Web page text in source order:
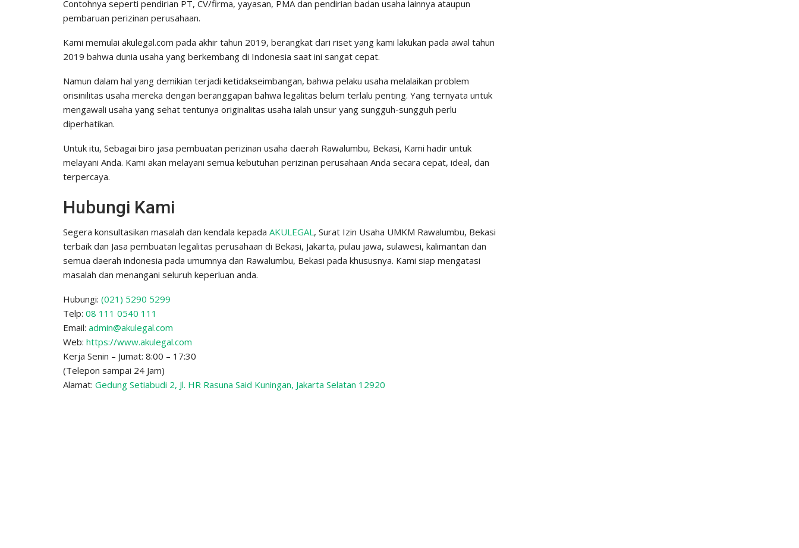
Contohnya seperti pendirian PT, CV/firma, yayasan, PMA dan pendirian badan usaha lainnya ataupun
pembaruan perizinan perusahaan.
Kami memulai akulegal.com pada akhir tahun 2019, berangkat dari riset yang kami lakukan pada awal tahun
2019 bahwa dunia usaha yang berkembang di Indonesia saat ini sangat cepat.
Namun dalam hal yang demikian terjadi ketidakseimbangan, bahwa pelaku usaha melalaikan problem
orisinilitas usaha mereka dengan beranggapan bahwa legalitas belum terlalu penting. Yang ternyata untuk
mengawali usaha yang sehat tentunya originalitas usaha ialah unsur yang sungguh-sungguh perlu
diperhatikan.
Untuk itu, Sebagai biro jasa pembuatan perizinan usaha daerah Rawalumbu, Bekasi, Kami hadir untuk
melayani Anda. Kami akan melayani semua kebutuhan perizinan perusahaan Anda secara cepat, ideal, dan
terpercaya.
Hubungi Kami
Segera konsultasikan masalah dan kendala kepada AKULEGAL, Surat Izin Usaha UMKM Rawalumbu, Bekasi
terbaik dan Jasa pembuatan legalitas perusahaan di Bekasi, Jakarta, pulau jawa, sulawesi, kalimantan dan
semua daerah indonesia pada umumnya dan Rawalumbu, Bekasi pada khususnya. Kami siap mengatasi
masalah dan menangani seluruh keperluan anda.
Hubungi: (021) 5290 5299
Telp: 08 111 0540 111
Email: admin@akulegal.com
Web: https://www.akulegal.com
Kerja Senin – Jumat: 8:00 – 17:30
(Telepon sampai 24 Jam)
Alamat: Gedung Setiabudi 2, Jl. HR Rasuna Said Kuningan, Jakarta Selatan 12920